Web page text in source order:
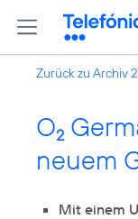
Zurück zu Archiv
O2
neuem
Mit einem